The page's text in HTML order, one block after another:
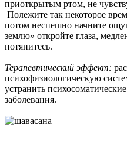
приоткрытым ртом, не
Полежите так некоторое
потом неспешно начните
землю» откройте глаза,
потянитесь.
Терапевтический эффект:
психофизиологическую
устранить
заболевания.